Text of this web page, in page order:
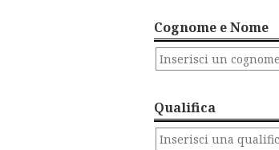
Cognome e Nome
Qualifica